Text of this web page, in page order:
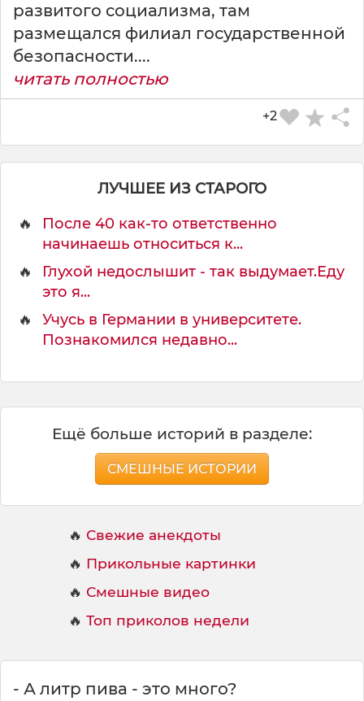
развитого социализма, там
размещался филиал государственной
безопасности....
читать полностью
+2
ЛУЧШЕЕ ИЗ СТАРОГО
🔥
После 40 как-то ответственно
начинаешь относиться к...
🔥
Глухой недослышит - так выдумает.Еду
это я...
🔥
Учусь в Германии в университете.
Познакомился недавно...
Ещё больше историй в разделе:
СМЕШНЫЕ ИСТОРИИ
🔥 Свежие анекдоты
🔥 Прикольные картинки
🔥 Смешные видео
🔥 Топ приколов недели
- А литр пива - это много?